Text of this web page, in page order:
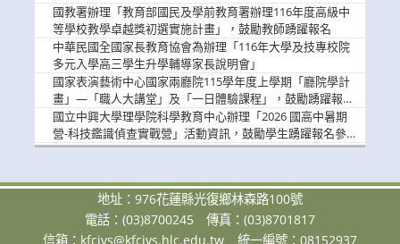
國教署辦理「教育部國民及學前教育署辦理116年度高級中
等學校教學卓越獎初選實施計畫」，鼓勵教師踴躍報名
中華民國全國家長教育協會為辦理「116年大學及技專校院
多元入學高三學生升學輔導家長說明會」
國家表演藝術中心國家兩廳院115學年度上學期「廳院學計
畫」—「職人大講堂」及「一日體驗課程」，鼓勵踴躍報名
參與。
國立中興大學理學院科學教育中心辦理「2026 國高中暑期
營-科技鑑識偵查實戰營」活動資訊，鼓勵學生踴躍報名參
加。
地址：976花蓮縣光復鄉林森路100號
電話：(03)8700245
傳真：(03)8701817
信箱： kfcivs@kfcivs.hlc.edu.tw 統一編號：08152937